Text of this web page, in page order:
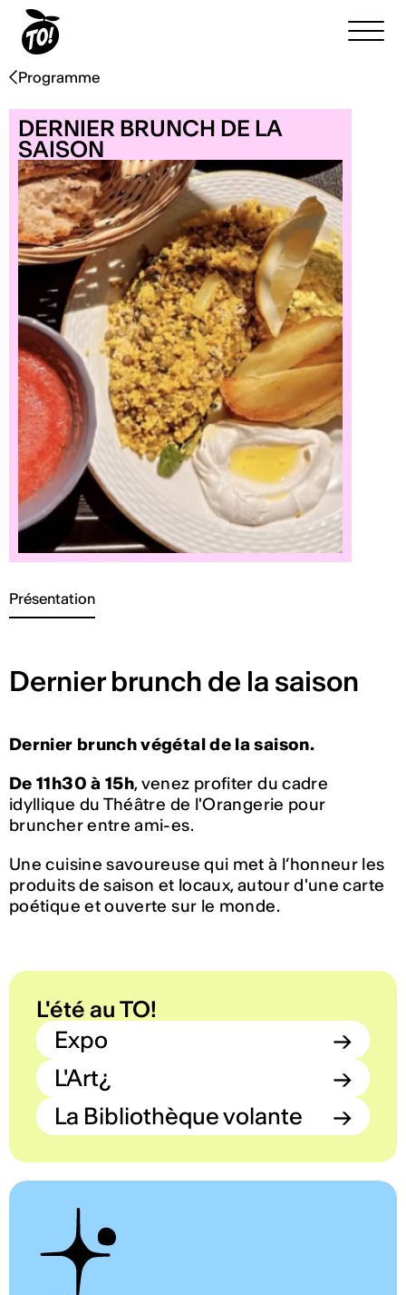
Programme
DERNIER BRUNCH DE LA
SAISON
Présentation
Dernier brunch de la saison
Dernier brunch végétal de la saison.
De 11h30 à 15h, venez profiter du cadre
idyllique du Théâtre de l'Orangerie pour
bruncher entre ami-es.
Une cuisine savoureuse qui met à l’honneur les
produits de saison et locaux, autour d'une carte
poétique et ouverte sur le monde.
L'été au TO!
Expo
→
L'Art¿
→
La Bibliothèque volante
→